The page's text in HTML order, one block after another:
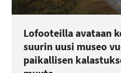
Lofooteilla avataan
suurin uusi museo
paikallisen